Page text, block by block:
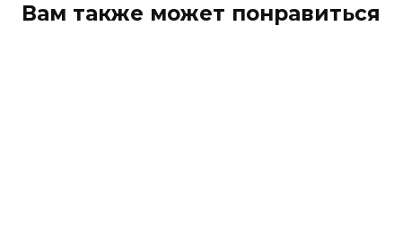
Вам также может понравиться